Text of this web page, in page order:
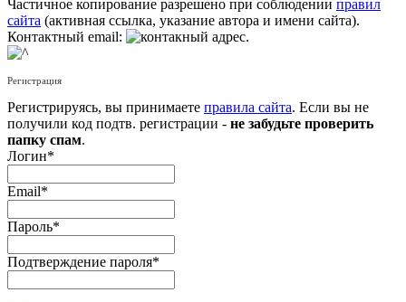
Частичное копирование разрешено при соблюдении правил
сайта (активная ссылка, указание автора и имени сайта).
Контактный email:
.
Регистрация
Регистрируясь, вы принимаете правила сайта. Если вы не
получили код подтв. регистрации - не забудьте проверить
папку спам.
Логин*
Email*
Пароль*
Подтверждение пароля*